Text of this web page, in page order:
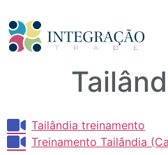
Tailândia treinamento
Treinamento Tailândia